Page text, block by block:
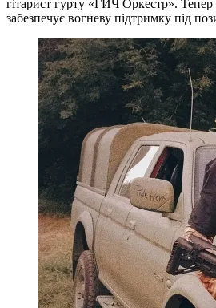
гітарист гурту «ГИЧ Оркестр».
забезпечує вогневу підтримку під